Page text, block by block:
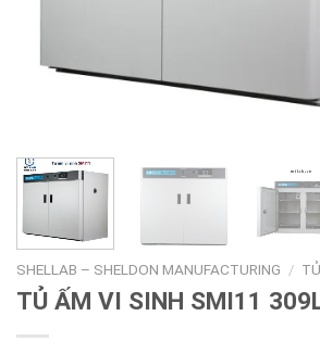
SHELLAB – SHELDON MANUFACTURING /
TỦ ẤM VI SINH SMI11